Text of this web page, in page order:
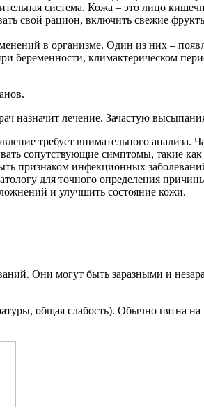
система. Кожа – это лицо
свой рацион, включить свежие
в организме. Один из них –
климактерическом
лечение. Зачастую
требует внимательного анализа.
сопутствующие симптомы, такие
признаком инфекционных
для точного определения
и улучшить состояние кожи.
Они могут быть заразными и
общая слабость). Обычно пятна